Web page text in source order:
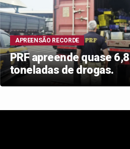
APREENSÃO RECORDE
PRF apreende quase 6,8
toneladas de drogas.